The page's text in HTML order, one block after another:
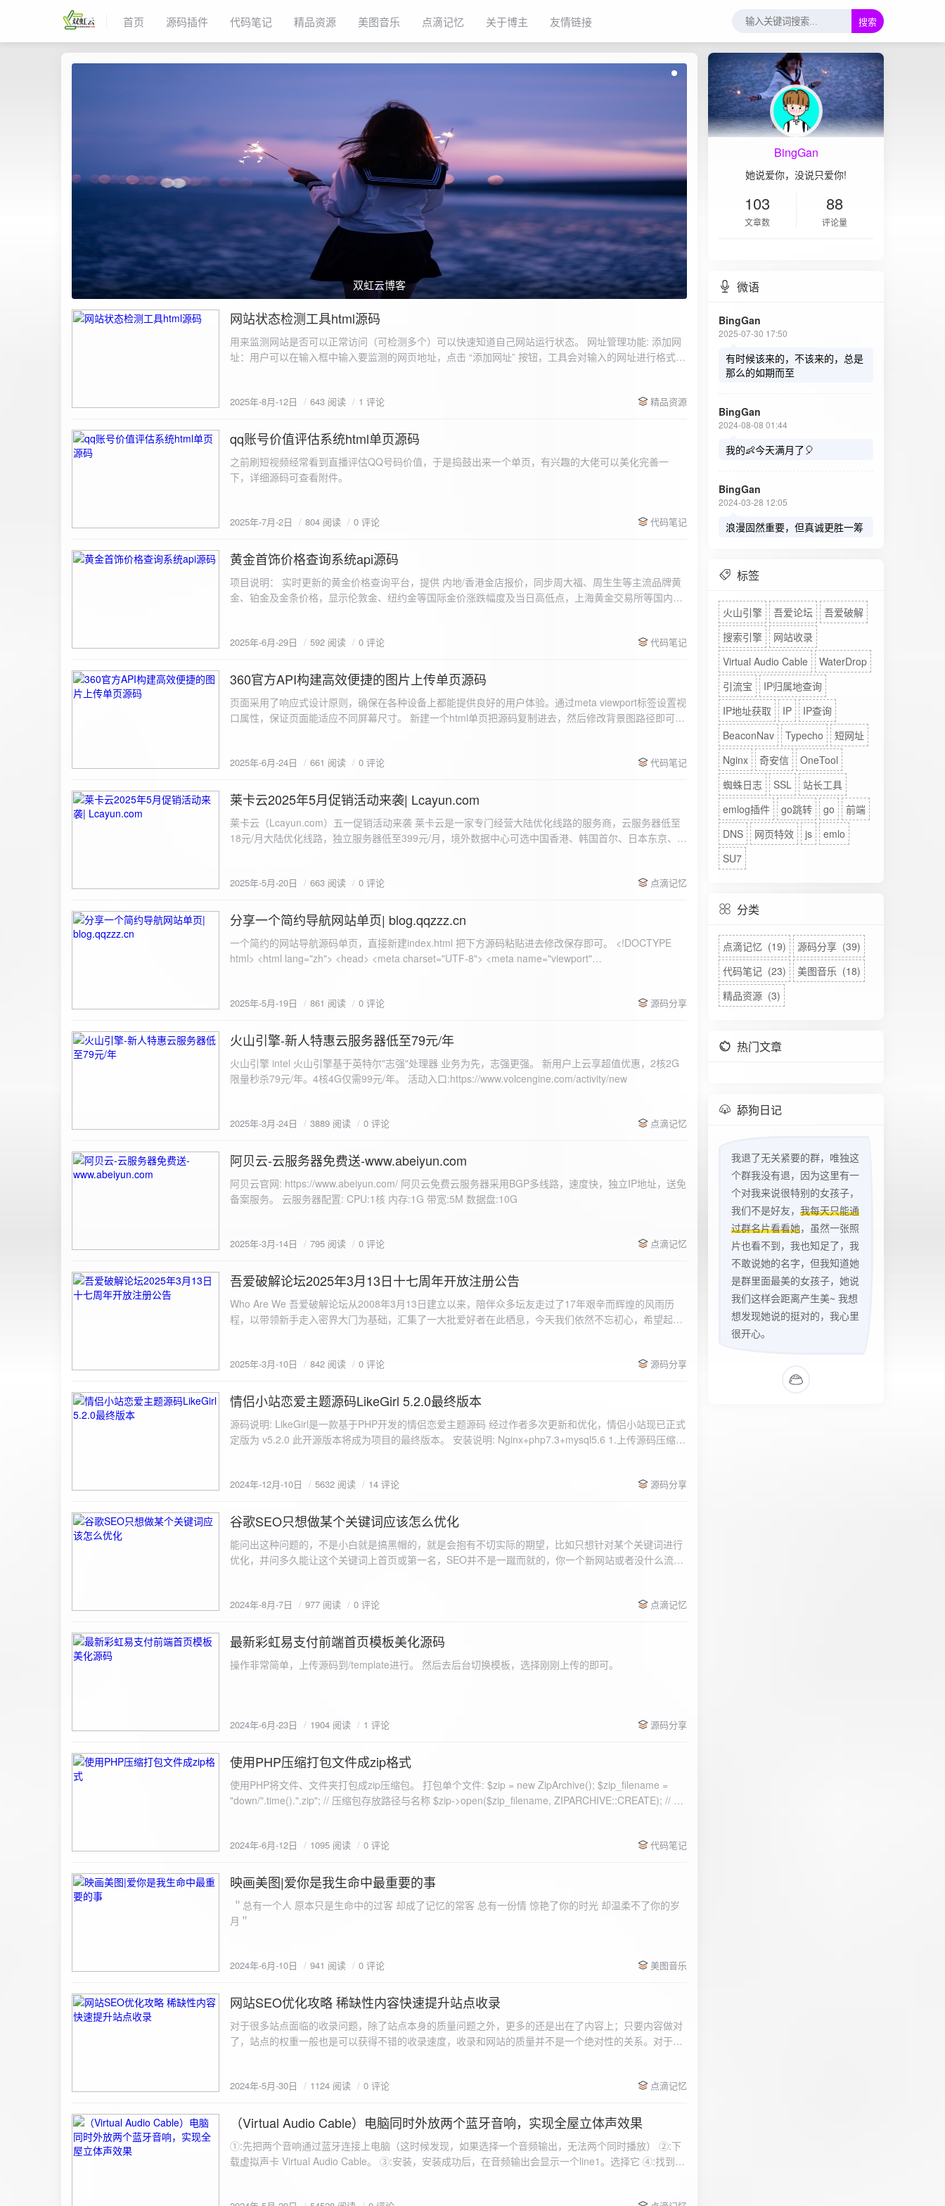
首页 源码插件 代码笔记 精品资源 美图音乐 点滴记忆 关于博主 友情链接 搜索
双虹云博客
2025-8-12
网站状态检测工具html源码
用来监测网站是否可以正常访问（可检测多个）可以快速知道自己网站运行状态。 网址管理功能: 添加网
址：用户可以在输入框中输入要监测的网页地址，点击 “添加网址” 按钮，工具会对输入的网址进行格式验
同时也会从筛选下拉框中移除该网址选项。筛选网址：右侧面板有一个 “筛选网址” 的下拉框，用户可以选
测功能： 设置监测间隔：用户可以在输入框中设置监测间隔时间（单位为秒），默认值为 60 秒。开始 /
停止监测：点击 “开始监测” 按钮，工具会立即对所有已添加的网址进行一次检测，之后按照设置的监测间
隔时间循环检测。点击 “停止监测” 按钮可停止监测。重试机制：在进行网址检测时，如果请求失败，会进
行最多 3 次重试，若重试后仍失败，则记录错误日志。日志记录与显示功能。 日志记录： 每次对网址进
会显示所有或筛选后的监测日志，正常状态的日志为黑色，异常状态的日志为红色。日志会自动滚动到最
2025年-8月-12日 643 阅读 1 评论 精品资源
2025-7-2
qq账号价值评估系统html单页源码
之前刷短视频经常看到直播评估QQ号码价值，于是捣鼓出来一个单页，有兴趣的大佬可以美化完善一
2025年-7月-2日 804 阅读 0 评论 代码笔记
2025-6-29
黄金首饰价格查询系统api源码
项目说明： 实时更新的黄金价格查询平台，提供 内地/香港金店报价，同步周大福、周生生等主流品牌黄
金、铂金及金条价格，显示伦敦金、纽约金等国际金价涨跌幅度及当日高低点，上海黄金交易所等国内黄
2025年-6月-29日 592 阅读 0 评论 代码笔记
2025-6-24
360官方API构建高效便捷的图片上传单页源码
页面采用了响应式设计原则，确保在各种设备上都能提供良好的用户体验。通过meta viewport标签设置视
口属性，保证页面能适应不同屏幕尺寸。 新建一个html单页把源码复制进去，然后修改背景图路径即可。
重置默认样式 */ * { margin: 0; padding: 0; box-sizing: border-box; } /* 设置页面的字体和添加背景图片 */
center fixed; /* 使用服务器上的路径 */ background-size: cover; /* 保证背景图片覆盖整个视窗 */ color:
#333; display: flex; justify-content: center; align-items: center; min-height: 100vh; margin: 0; } /* 容器样
式 */ .container { background-color: rgba(255, 255, 255, 0.9); /* 使用半透明白色背景，以便在图片背景
上更清晰地显示内容 */ padding: 30px; border-radius: 8px; box-shadow: 0 4px 8px rgba(0, 0, 0, 0.1);
padding: 8px; background-color: #f7f7f7; border: 1px solid #ccc; border-radius: 4px; font-size: 16px;
size: 16px; border: none; border-radius: 4px; cursor: pointer; transition: background-color 0.3s ease; }
100%; height: 30px; background-color: #ddd; border-radius: 4px; margin-top: 20px; overflow: hidden; }
.progress-fill { height: 100%; background-color: #4caf50; width: 0; line-height: 30px; text-align: center;
border-radius: 4px; background-color: #f9f9f9; font-size: 16px; color: #333; min-height: 40px; } /* 错误
或成功的提示信息样式 */ .result.success { border-color: #28a745; background-color: #e9f7e8; }
image { margin-top: 20px; max-width: 100%; height: auto; border-radius: 4px; border: 1px solid #ddd; }
</style> </head> <body> <div class="container"> <h2>图片上传-双虹云</h2> <form id="uploadForm">
<input type="file" id="fileInput" name="file" accept="image/*" required /> <button type="submit">上传文
document.getElementById('uploadForm'); const resultDiv = document.getElementById('result'); const
e.preventDefault(); const fileInput = document.getElementById('fileInput'); const file = fileInput.files[0]; if
(!file) { resultDiv.innerHTML = '<p class="error">请先选择文件！</p>'; return; } const formData = new
FormData(); formData.append('file', file); const xhr = new XMLHttpRequest(); xhr.open('POST',
'https://api.xinyew.cn/api/360tc', true); // 监听上传进度事件 xhr.upload.onprogress = function(event) { if
Math.round(percentComplete) + '%'; } }; xhr.onload = function() { if (xhr.status === 200) { const data =
图片链接: <a href="${data.data.url}" target="_blank">${data.data.url}</a></p> <p>图片文件名:
${data.data.imgFile}</p> <img src="${data.data.url}" alt="上传的图片" class="uploaded-image" /> `; }
else { resultDiv.innerHTML = `<p class="error">${data.error}</p>`; } } else { resultDiv.innerHTML = `<p
class="error">请求失败：${xhr.statusText}</p>`; } }; xhr.onerror = function() { resultDiv.innerHTML =
2025年-6月-24日 661 阅读 0 评论 代码笔记
2025-5-20
莱卡云2025年5月促销活动来袭| Lcayun.com
莱卡云（Lcayun.com）五一促销活动来袭 莱卡云是一家专门经营大陆优化线路的服务商，云服务器低至
18元/月大陆优化线路，独立服务器低至399元/月，境外数据中心可选中国香港、韩国首尔、日本东京、美
https://www.lcayun.com/actcloud.html
2025年-5月-20日 663 阅读 0 评论 点滴记忆
2025-5-19
分享一个简约导航网站单页| blog.qqzzz.cn
一个简约的网站导航源码单页，直接新建index.html 把下方源码粘贴进去修改保存即可。 <!DOCTYPE html> <html lang="zh"> <head> <meta charset="UTF-8"> <meta name="viewport" content="width=device-width, initial-scale=1.0"> <title>导航网站 -blog.qqzzz.cn</title> <meta name="keywords" content="双虹云博客"> <meta name="description" content="双虹云博客。"> <meta name="author" content="导航网站"> <meta name="robots" content="index,follow"> <meta property="og:title" content="导航网站 - "> <meta property="og:description" content="双虹云。"> <meta property="og:type" content="website"> <link rel="icon" href="https://blog.qqzzz.cn/favicon.ico" type="image/x-icon"> <link rel="shortcut icon" href="https://blog.qqzzz.cn/favicon.ico" type="image/x-icon"> <style> /* 基础样式 */ * { margin: 0; padding: 0; box-sizing: border-box; } /* 主体样式 */ body { background: #f0f2f5; font-family: 'Microsoft YaHei', -apple-system, BlinkMacSystemFont, sans-serif; margin: 0; padding: 0; min-height: 100vh; overflow-x: hidden; position: relative; display: flex; flex-direction: column; } /* 容器样式 */ .container { max-width: 1200px; margin: 0 auto; padding: 20px; flex: 1; display: flex; flex-direction: column; align-items: center; width: 100%; } /* 主盒子样式 */ .main-box { background: white; box-shadow: 0 2px 12px rgba(0, 0, 0, 0.08); border-radius: 24px; border: 1px solid #e9ecef; width: 100%; max-width: 1000px; padding: 30px; margin: 0 auto 15px; transition: all 0.3s ease; position: relative; z-index: 2; } .main-box:hover { transform: translateY(-2px); box-shadow: 0 6px 25px rgba(0, 0, 0, 0.2); } /* 头部样式 */ .header { text-align: center; margin-bottom: 20px; padding-bottom: 15px; border-bottom: 1px solid rgba(255, 255, 255, 0.2); } .header h1 { font-size: 32px; background: linear-gradient(120deg, #2b5876 0%, #4e4376 100%); -webkit-background-clip: text; -webkit-text-fill-color: transparent; margin-bottom: 15px; } /* 提示框样式 */ .notice { background: transparent; padding: 0 25px; border-radius: 12px; margin-bottom: 15px; white-space: nowrap; overflow: hidden; text-overflow: ellipsis; } .notice p { color: #4facfe; font-size: 16px; line-height: 1; font-weight: bold; letter-spacing: 0.5px; margin: 0; } /* 流量卡领取样式 */ .flow-card, .flow-card-top { background: linear-gradient(120deg, #4facfe 0%, #00f2fe 100%); box-shadow: 0 3px 15px rgba(0, 0, 0, 0.1); border-radius: 12px; padding: 10px 15px; margin-bottom: 10px; text-align: center; position: relative; overflow: hidden; display: flex; justify-content: space-between; align-items: center; } .flow-card::before, .flow-card-top::before { content: ''; position: absolute; top: -10px; right: -10px; width: 80px; height: 80px; background: rgba(255, 255, 255, 0.1); border-radius: 50%; } .flow-card .text-content, .flow-card-top h3 { flex: 1; text-align: left; color: #ffffff; font-size: 16px; margin: 0; } .flow-card h2 { color: #ffffff; font-size: 18px; margin-bottom: 4px; font-weight: 600; } .flow-card p { color: rgba(255, 255, 255, 0.9); font-size: 14px; margin-bottom: 0; } .flow-card a, .flow-card-top a { display: inline-block; background: #ffffff; color: #2b5876; padding: 8px 0; border-radius: 50px; font-size: 15px; cursor: pointer; transition: all 0.3s ease; font-weight: 600; text-decoration: none; box-shadow: 0 4px 10px rgba(0, 0, 0, 0.1); margin: 0 5px; white-space: nowrap; width: 110px; text-align: center; } /* 所有按钮统一样式 */ .flow-card .buttons a, .flow-card-top .buttons a { background: #ffffff; color: #2b5876; } .flow-card .buttons a:hover, .flow-card-top .buttons a:hover { background: #f8f9fa; transform: translateY(-2px); box-shadow: 0 6px 15px rgba(0, 0, 0, 0.2); } .flow-card .buttons, .flow-card-top .buttons { display: flex; align-items: center; justify-content: flex-end; flex-wrap: nowrap; } .flow-card a:hover, .flow-card-top a:hover { transform: translateY(-2px); box-shadow: 0 6px 15px rgba(0, 0, 0, 0.2); background: #f8f9fa; } .flow-card-top { margin-bottom: 10px; } /* 导航网格样式 */ .nav-grid { display: grid; grid-template-columns: repeat(2, 1fr); gap: 25px; width: 100%; margin: 0 auto; padding: 0; } /* 导航项样式 */ .nav-item { background: hsl(230, 10%, 33%); border-radius: 12px; padding: 12px; text-align: center; box-shadow: none; transition: all 0.3s ease; min-height: 75px; position: relative; } .nav-item:hover { transform: none; background: hsl(230, 10%, 38%); } .nav-item a { text-decoration: none; color: inherit; display: block; text-align: center; } .nav-item h3 { color: #ffffff; font-size: 17px; margin-bottom: 8px; } .nav-item p { color: rgba(255, 255, 255, 0.9); font-size: 16px; margin-bottom: 4px; } .nav-item .status { position: absolute; bottom: -20px; left: 0; right: 0; color: #ff6b6b; font-size: 12px; text-align: center; font-weight: 500; } /* 底部导航样式 */ .float-nav { display: none; } @media (max-width: 768px) { body { padding-bottom: 20px; } .container { padding: 10px; } .main-box { padding: 15px; margin: 5px; } .header { margin-bottom: 15px; padding-bottom: 10px; } .nav-grid { gap: 15px; } .flow-card, .flow-card-top { padding: 12px; margin-bottom: 10px; flex-direction: column; } .flow-card .text-content, .flow-card-top h3 { text-align: center; margin-bottom: 12px; font-size: 16px; } .flow-card h2 { font-size: 16px; margin-bottom: 5px; text-align: center; } .flow-card p { font-size: 13px; text-align: center; padding: 0 5px; } .flow-card a, .flow-card-top a, .flow-card .buttons a, .flow-card-top .buttons a { padding: 7px 0; font-size: 14px; margin: 0 4px; width: 95px; text-align: center; background: #ffffff; color: #2b5876; } .flow-card .buttons, .flow-card-top .buttons { justify-content: center; width: 100%; margin-top: 5px; } .nav-item { padding: 12px; min-height: 70px; width: 100%; } .header h1 { font-size: 24px; } .notice p { font-size: 14px; } .copyright { padding: 10px 0; font-size: 12px; } } /* 版权信息样式 */ .copyright { text-align: center; padding: 15px 0; color: #6c757d; font-size: 13px; letter-spacing: 0.5px; width: 100%; max-width: 1200px; margin: 0 auto; } /* 弹窗样式 */ .modal-overlay { position: fixed; top: 0; left: 0; right: 0; bottom: 0; background: rgba(0, 0, 0, 0.4); display: flex; justify-content: center; align-items: center; z-index: 10000; } .modal { background: white; border: 1px solid #e9ecef; padding: 25px; border-radius: 15px; width: 90%; max-width: 3
2025年-5月-19日 861 阅读 0 评论 源码分享
2025-3-24
火山引擎-新人特惠云服务器低至79元/年
火山引擎 intel 火山引擎基于英特尔"志强"处理器 业务为先，志强更强。 新用户上云享超值优惠，2核2G
限量秒杀79元/年。4核4G仅需99元/年。 活动入口:https://www.volcengine.com/activity/new
2025年-3月-24日 3889 阅读 0 评论 点滴记忆
2025-3-14
阿贝云-云服务器免费送-www.abeiyun.com
阿贝云官网: https://www.abeiyun.com/ 阿贝云免费云服务器采用BGP多线路，速度快，独立IP地址，送免
备案服务。 云服务器配置: CPU:1核 内存:1G 带宽:5M 数据盘:10G
2025年-3月-14日 795 阅读 0 评论 点滴记忆
2025-3-10
吾爱破解论坛2025年3月13日十七周年开放注册公告
Who Are We 吾爱破解论坛从2008年3月13日建立以来，陪伴众多坛友走过了17年艰辛而辉煌的风雨历
程，以带领新手走入密界大门为基础，汇集了一大批爱好者在此栖息，今天我们依然不忘初心，希望起到
严格的处理措施。在您注册前，请认真阅读注册须知以及社区的总版规，以便更好地适应和享受我们的社
www.52pojie.cn
2025年-3月-10日 842 阅读 0 评论 源码分享
2024-12-10
情侣小站恋爱主题源码LikeGirl 5.2.0最终版本
源码说明: LikeGirl是一款基于PHP开发的情侣恋爱主题源码 经过作者多次更新和优化，情侣小站现已正式
定版为 v5.2.0 此开源版本将成为项目的最终版本。 安装说明: Nginx+php7.3+mysql5.6 1.上传源码压缩包
2024年-12月-10日 5632 阅读 14 评论 源码分享
2024-8-7
谷歌SEO只想做某个关键词应该怎么优化
能问出这种问题的，不是小白就是搞黑帽的，就是会抱有不切实际的期望，比如只想针对某个关键词进行
优化，并问多久能让这个关键词上首页或第一名，SEO并不是一蹴而就的，你一个新网站或者没什么流量
2024年-8月-7日 977 阅读 0 评论 点滴记忆
2024-6-23
最新彩虹易支付前端首页模板美化源码
操作非常简单，上传源码到/template进行。 然后去后台切换模板，选择刚刚上传的即可。
2024年-6月-23日 1904 阅读 1 评论 源码分享
2024-6-12
使用PHP压缩打包文件成zip格式
使用PHP将文件、文件夹打包成zip压缩包。 打包单个文件: $zip = new ZipArchive(); $zip_filename =
"down/".time().".zip"; // 压缩包存放路径与名称 $zip->open($zip_filename, ZIPARCHIVE::CREATE); // 打
数可以改为 basename("img/logon2.png),也就是原文件所在的路径 $zip-
= array( "img/1.jpg", "img/2.jpg", ); $filename = "down/img.zip"; // 压缩包存放路径与名称 $zip = new
ZipArchive(); $zip->open($filename,ZipArchive::CREATE); //打开压缩包 //遍历文件 foreach($fileList as
$file){ $zip->addFile($file,basename($file)); //向压缩包中添加文件 } $zip->close(); //关闭压缩包 打包某
个文件夹（包含子文件夹）: <?php /** * @param $path 文件夹路径 * @param $zip zip 对象 */ function
为'.'和‘..’，不要对他们进行操作 if (is_dir($path . "/" . $filename)) { // 如果读取的某个对象是文件夹，则递
$filename); } } } } $zip = new ZipArchive(); $zip_filename = "down/files.zip"; // 压缩包存放路径与名称
压缩包中 addFileToZip("img",$zip);
2024年-6月-12日 1095 阅读 0 评论 代码笔记
2024-6-10
映画美图|爱你是我生命中最重要的事
＂总有一个人 原本只是生命中的过客 却成了记忆的常客 总有一份情 惊艳了你的时光 却温柔不了你的岁
月＂
2024年-6月-10日 941 阅读 0 评论 美图音乐
2024-5-30
网站SEO优化攻略 稀缺性内容快速提升站点收录
对于很多站点面临的收录问题，除了站点本身的质量问题之外，更多的还是出在了内容上；只要内容做对
了，站点的权重一般也是可以获得不错的收录速度，收录和网站的质量并不是一个绝对性的关系。对于质
2024年-5月-30日 1124 阅读 0 评论 点滴记忆
2024-5-29
（Virtual Audio Cable）电脑同时外放两个蓝牙音响，实现全屋立体声效果
①:先把两个音响通过蓝牙连接上电脑（这时候发现，如果选择一个音频输出，无法两个同时播放） ②:下
载虚拟声卡 Virtual Audio Cable。 ③:安装，安装成功后，在音频输出会显示一个line1。选择它 ④:找到安
BingGan
她说爱你，没说只爱你!
103
文章数
88
评论量
微语
BingGan
2025-07-30 17:50
有时候该来的，不该来的，总是
那么的如期而至
BingGan
2024-08-08 01:44
我的👶今天满月了🎈
BingGan
2024-03-28 12:05
浪漫固然重要，但真诚更胜一筹
标签
火山引擎 吾爱论坛
吾爱破解
搜索引擎
网站收录
Virtual Audio Cable
WaterDrop
引流宝
IP归属地查询
IP地址获取
IP
IP查询
BeaconNav
Typecho
短网址
Nginx
奇安信
OneTool
蜘蛛日志
SSL
站长工具
emlog插件
go跳转 go
前端
DNS
网页特效 js
emlo
SU7
分类
点滴记忆 (19)
源码分享 (39)
代码笔记 (23)
美图音乐 (18)
精品资源 (3)
热门文章
舔狗日记
我退了无关紧要的群，唯独这
个群我没有退，因为这里有一
个对我来说很特别的女孩子，
我们不是好友， 我每天只能通
过群名片看看她，虽然一张照
片也看不到，我也知足了，我
不敢说她的名字，但我知道她
是群里面最美的女孩子，她说
我们这样会距离产生美~ 我想
想发现她说的挺对的，我心里
很开心。